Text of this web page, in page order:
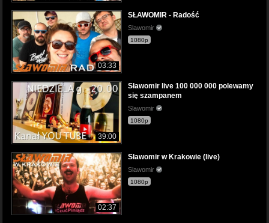
03:33
SŁAWOMIR - Radość
Slawomir
1080p
39:00
Sławomir live 100 000 000 polewamy
się szampanem
Slawomir
1080p
02:37
Sławomir w Krakowie (live)
Slawomir
1080p